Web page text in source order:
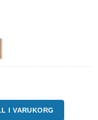
mängd
I VARUKORG